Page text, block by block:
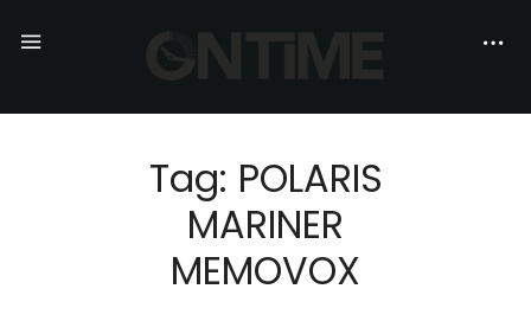
Tag: POLARIS
MARINER
MEMOVOX